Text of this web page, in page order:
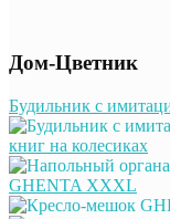
Дом-Цветник
Будильник с
книг на колесиках
GHENTA XXXL